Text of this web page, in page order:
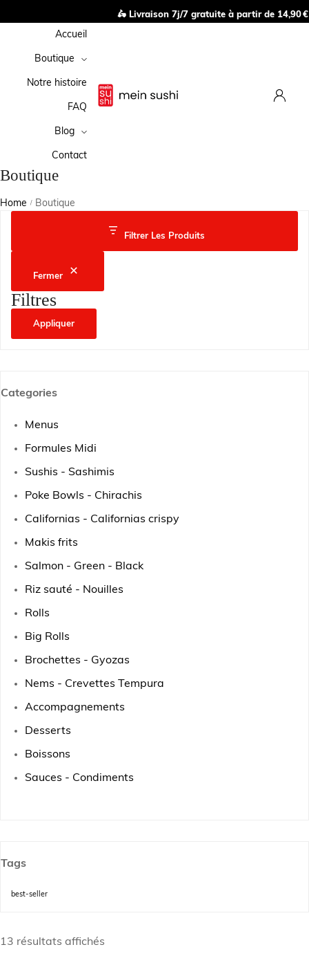
🛵 Livraison 7j/7 gratuite à partir de 14,90 €
Accueil
Boutique
Notre histoire
FAQ
Blog
Contact
Boutique
Home / Boutique
Filtrer Les Produits
Fermer
Filtres
Appliquer
Categories
Menus
Formules Midi
Sushis - Sashimis
Poke Bowls - Chirachis
Californias - Californias crispy
Makis frits
Salmon - Green - Black
Riz sauté - Nouilles
Rolls
Big Rolls
Brochettes - Gyozas
Nems - Crevettes Tempura
Accompagnements
Desserts
Boissons
Sauces - Condiments
Tags
best-seller
13 résultats affichés